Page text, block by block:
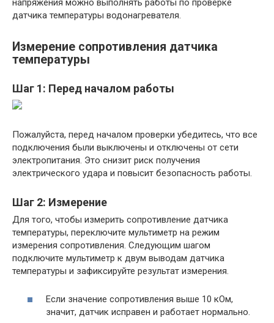
напряжения можно выполнять работы по проверке
датчика температуры водонагревателя.
Измерение сопротивления датчика
температуры
Шаг 1: Перед началом работы
Пожалуйста, перед началом проверки убедитесь, что все
подключения были выключены и отключены от сети
электропитания. Это снизит риск получения
электрического удара и повысит безопасность работы.
Шаг 2: Измерение
Для того, чтобы измерить сопротивление датчика
температуры, переключите мультиметр на режим
измерения сопротивления. Следующим шагом
подключите мультиметр к двум выводам датчика
температуры и зафиксируйте результат измерения.
Если значение сопротивления выше 10 кОм,
значит, датчик исправен и работает нормально.